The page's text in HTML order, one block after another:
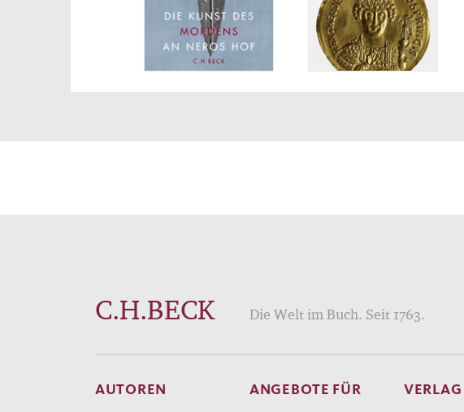
C.H.BECK Die Welt im Buch. Seit 1763.
AUTOREN ANGEBOTE FÜR VERLAG